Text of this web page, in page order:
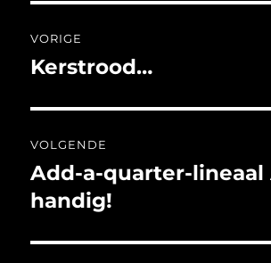
navigatie
VORIGE
Vorig
Kerstrood…
VOLGENDE
Volgend
bericht:
Add-a-quarter-
handig!